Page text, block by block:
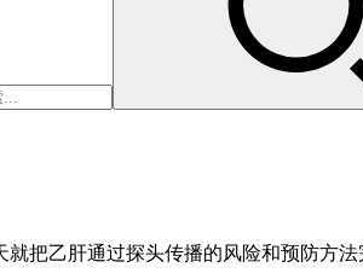
把乙肝通过探头传播的风险和预防方法